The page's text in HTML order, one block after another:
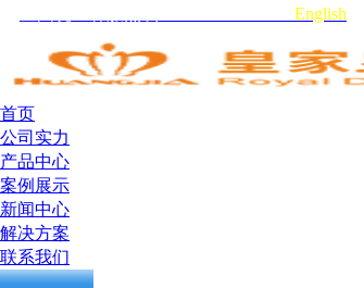
English
首页
公司实力
产品中心
案例展示
新闻中心
解决方案
联系我们